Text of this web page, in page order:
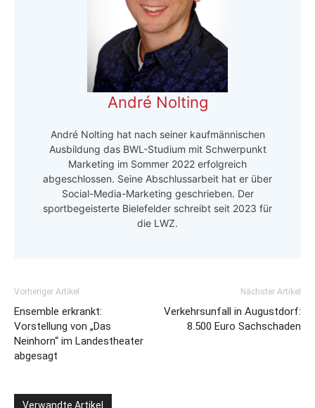
André Nolting
André Nolting hat nach seiner kaufmännischen
Ausbildung das BWL-Studium mit Schwerpunkt
Marketing im Sommer 2022 erfolgreich
abgeschlossen. Seine Abschlussarbeit hat er über
Social-Media-Marketing geschrieben. Der
sportbegeisterte Bielefelder schreibt seit 2023 für
die LWZ.
Vorheriger Artikel
Ensemble erkrankt:
Vorstellung von „Das
Neinhorn“ im Landestheater
abgesagt
Nächster Artikel
Verkehrsunfall in Augustdorf:
8.500 Euro Sachschaden
Verwandte Artikel